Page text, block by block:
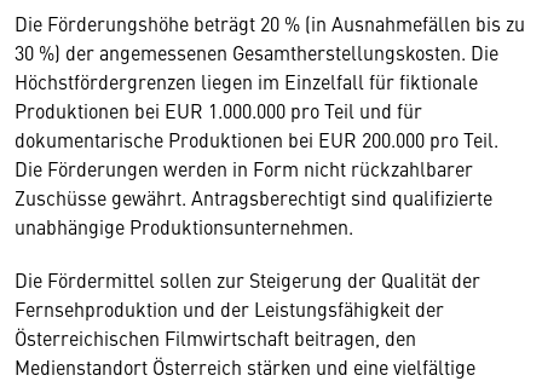
Die Förderungshöhe beträgt 20 % (in Ausnahmefällen bis zu
30 %) der angemessenen Gesamtherstellungskosten. Die
Höchstfördergrenzen liegen im Einzelfall für fiktionale
Produktionen bei EUR 1.000.000 pro Teil und für
dokumentarische Produktionen bei EUR 200.000 pro Teil.
Die Förderungen werden in Form nicht rückzahlbarer
Zuschüsse gewährt. Antragsberechtigt sind qualifizierte
unabhängige Produktionsunternehmen.
Die Fördermittel sollen zur Steigerung der Qualität der
Fernsehproduktion und der Leistungsfähigkeit der
Österreichischen Filmwirtschaft beitragen, den
Medienstandort Österreich stärken und eine vielfältige